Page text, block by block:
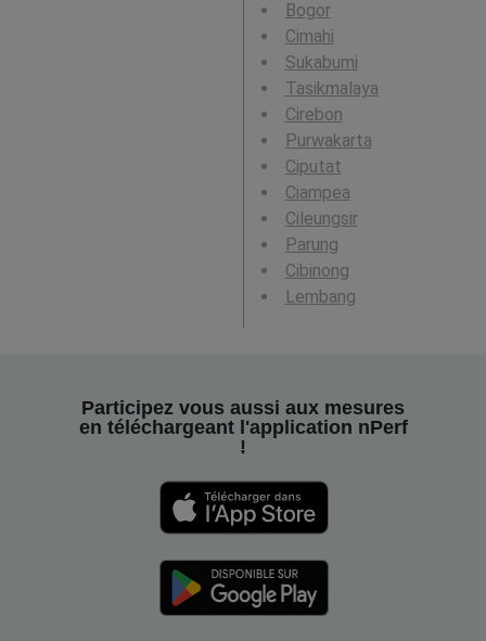
Bogor
Cimahi
Sukabumi
Tasikmalaya
Cirebon
Purwakarta
Ciputat
Ciampea
Cileungsir
Parung
Cibinong
Lembang
Participez vous aussi aux mesures
en téléchargeant l'application nPerf
!